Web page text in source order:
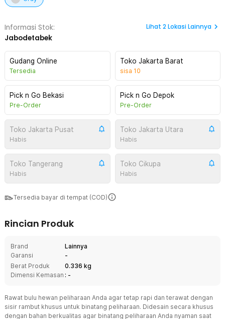
Informasi Stok:
Jabodetabek
Lihat 2Lokasi Lainnya
Gudang Online
Tersedia
Toko Jakarta Barat
sisa 10
Pick n Go Bekasi
Pre-Order
Pick n Go Depok
Pre-Order
Toko Jakarta Pusat
Habis
Toko Jakarta Utara
Habis
Toko Tangerang
Habis
Toko Cikupa
Habis
Tersedia bayar di tempat (COD)
Rincian Produk
Brand
Lainnya
Garansi
-
Berat Produk
0.336 kg
Dimensi Kemasan : -
Rawat bulu hewan peliharaan Anda agar tetap rapi dan terawat dengan
sisir rambut khusus untuk binatang peliharaan. Didesain secara khusus
dengan bahan berkualitas agar binatang peliharaan Anda nyaman saat